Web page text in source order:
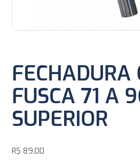
FECHADURA
FUSCA 71 A
SUPERIOR
R$ 89,00